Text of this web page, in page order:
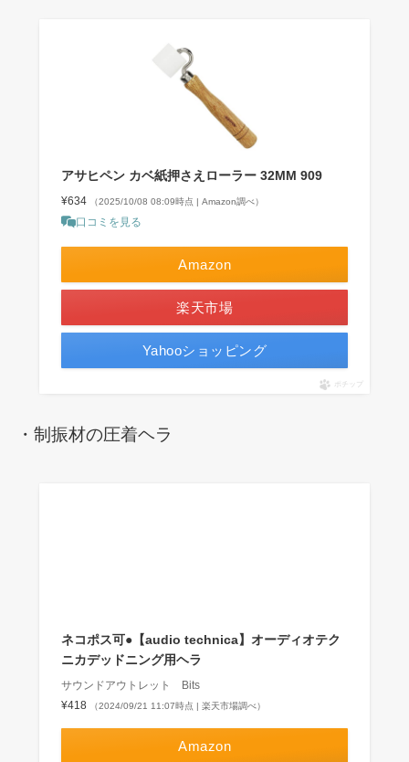
アサヒペン カベ紙押さえローラー 32MM 909
¥634 （2025/10/08 08:09時点 | Amazon調べ）
口コミを見る
Amazon
楽天市場
Yahooショッピング
ポチップ
・制振材の圧着ヘラ
ネコポス可●【audio technica】オーディオテク
ニカデッドニング用ヘラ
サウンドアウトレット Bits
¥418
（2024/09/21 11:07時点 | 楽天市場調べ）
Amazon